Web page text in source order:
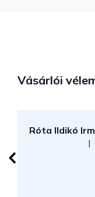
Vásárlói
Róta Ildikó
Az áruház |